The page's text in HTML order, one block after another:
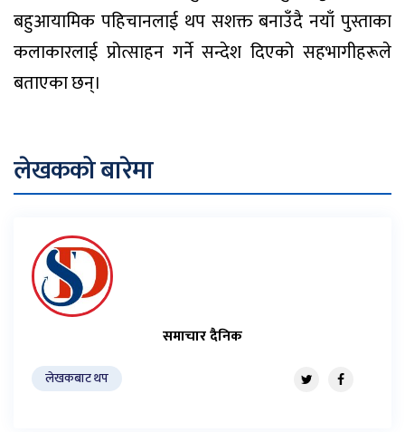
बहुआयामिक पहिचानलाई थप सशक्त बनाउँदै नयाँ पुस्ताका
कलाकारलाई प्रोत्साहन गर्ने सन्देश दिएको सहभागीहरूले
बताएका छन्।
लेखकको बारेमा
समाचार दैनिक
लेखकबाट थप